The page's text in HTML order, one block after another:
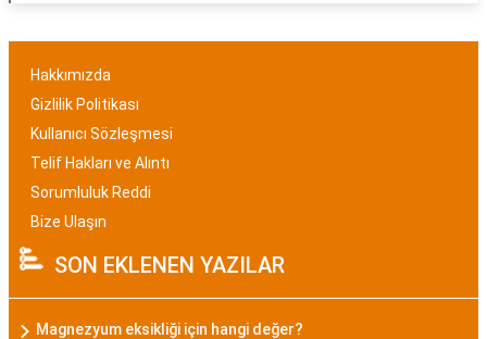
Hakkımızda
Gizlilik Politikası
Kullanıcı Sözleşmesi
Telif Hakları ve Alıntı
Sorumluluk Reddi
Bize Ulaşın
SON EKLENEN YAZILAR
Magnezyum eksikliği için hangi değer?